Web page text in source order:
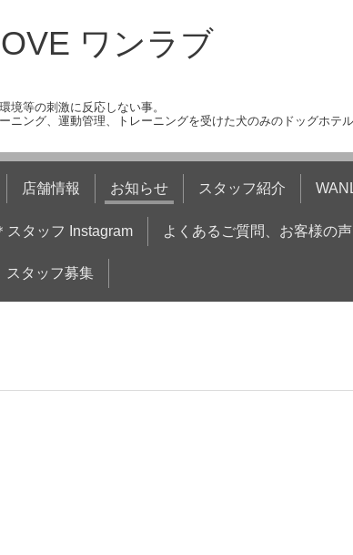
ワンラブ
境等の刺激に反応しない事。
ング、運動管理、トレーニングを受けた犬のみのドッグホテル
店舗情報 お知らせ スタッフ紹介
スタッフ Instagram よくあるご質問、お客様の声
スタッフ募集